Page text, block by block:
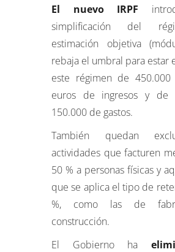
El nuevo IRPF
simplificación del
estimación objetiva
rebaja el umbral para estar
este régimen de 450.000
euros de ingresos y de
150.000 de gastos.
También quedan
actividades que facturen
50 % a personas físicas y
que se aplica el tipo de
%, como las de
construcción.
El Gobierno ha